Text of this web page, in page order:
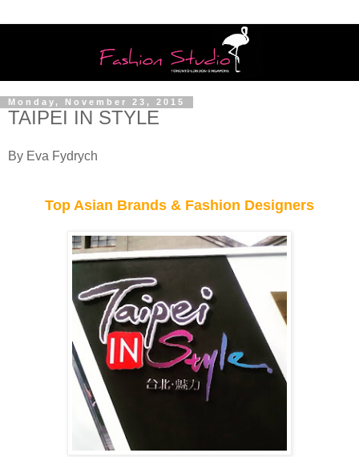
Monday, November 23, 2015
TAIPEI IN STYLE
By Eva Fydrych
Top Asian Brands & Fashion Designers